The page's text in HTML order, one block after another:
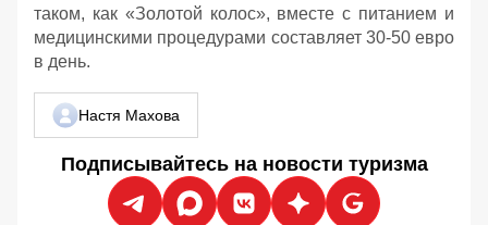
таком, как «Золотой колос», вместе с питанием и
медицинскими процедурами составляет 30-50 евро
в день.
Настя Махова
Подписывайтесь на новости туризма